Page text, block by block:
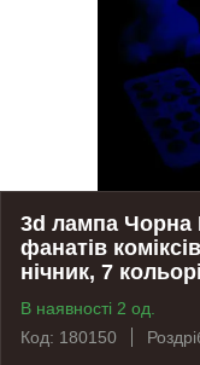
3d лампа Чорна
фанатів
нічник, 7
В наявності 2 од.
Код: 180150